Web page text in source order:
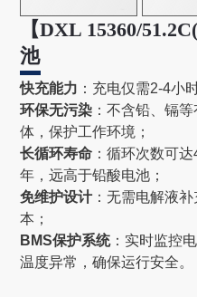
【DXL 15360/
池
快充能力‌ ：充电仅需2-4小
‌环保无污染‌ ：不含铅、镉
体，保护工作环境‌；
长循环寿命‌ ：循环次数可
年，远高于铅酸电池‌；
免维护设计‌：无需电解液
本‌；
BMS保护系统‌：实时监控
温度异常，确保运行安全‌。